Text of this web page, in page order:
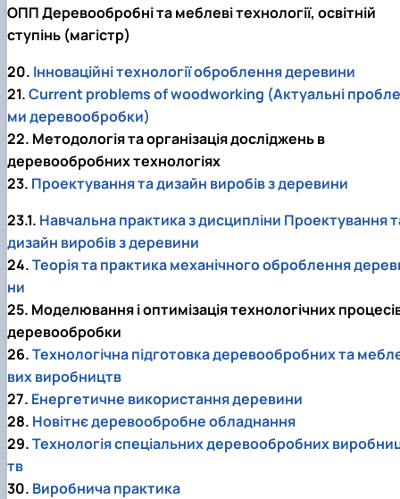
ОПП Деревообробні та меблеві технології, освітній
ступінь (магістр)
20. Інноваційні технології оброблення деревини
21.Current problems of woodworking (Актуальні пробле
ми деревообробки)
22. Методологія та організація досліджень в
деревообробних технологіях
23. Проектування та дизайн виробів з деревини
23.1. Навчальна практика з дисципліни Проектування
дизайн виробів з деревини
24.Теорія та практика механічного оброблення
ни
25. Моделювання і оптимізація технологічних
деревообробки
26.Технологічна підготовка деревообробних та
вих виробництв
27. Енергетичне використання деревини
28. Новітнє деревообробне обладнання
29.Технологія спеціальних деревообробних
тв
30. Виробнича практика